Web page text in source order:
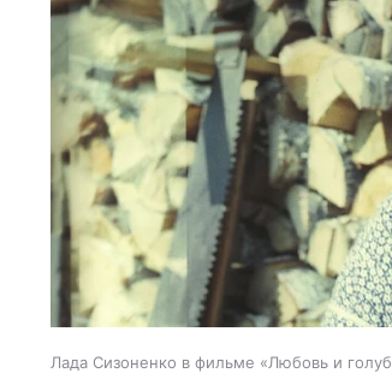
Лада Сизоненко в фильме «Любовь и